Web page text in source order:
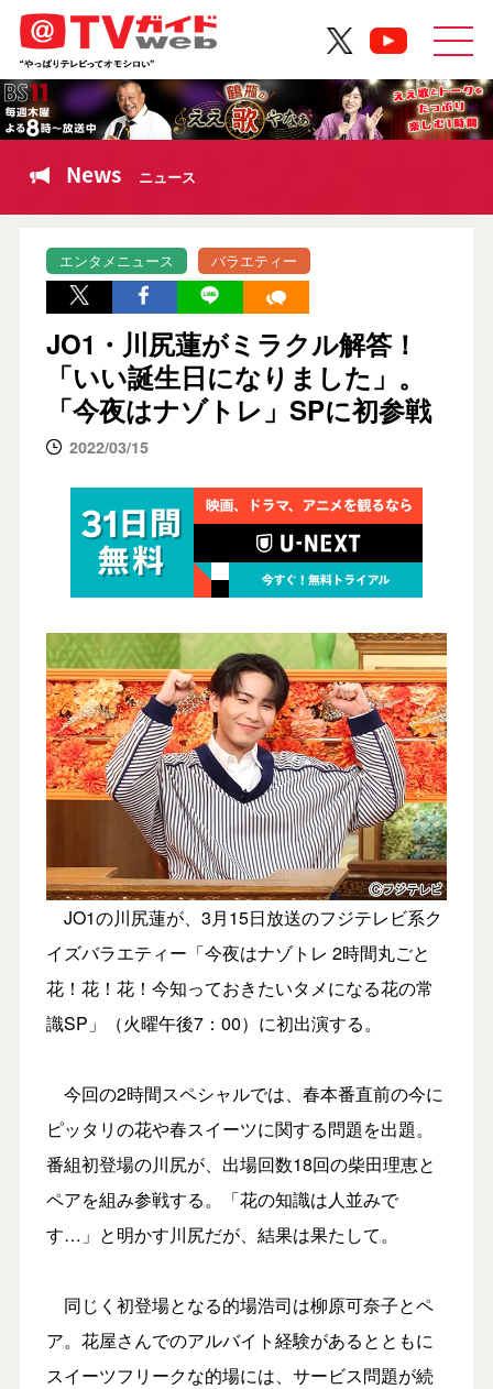
News ニュース
エンタメニュース バラエティー
JO1・川尻蓮がミラクル解答！
「いい誕生日になりました」。
「今夜はナゾトレ」SPに初参戦
2022/03/15
JO1の川尻蓮が、3月15日放送のフジテレビ系ク
イズバラエティー「今夜はナゾトレ 2時間丸ごと
花！花！花！今知っておきたいタメになる花の常
識SP」（火曜午後7：00）に初出演する。
今回の2時間スペシャルでは、春本番直前の今に
ピッタリの花や春スイーツに関する問題を出題。
番組初登場の川尻が、出場回数18回の柴田理恵と
ペアを組み参戦する。「花の知識は人並みで
す…」と明かす川尻だが、結果は果たして。
同じく初登場となる的場浩司は柳原可奈子とペ
ア。花屋さんでのアルバイト経験があるとともに
スイーツフリークな的場には、サービス問題が続